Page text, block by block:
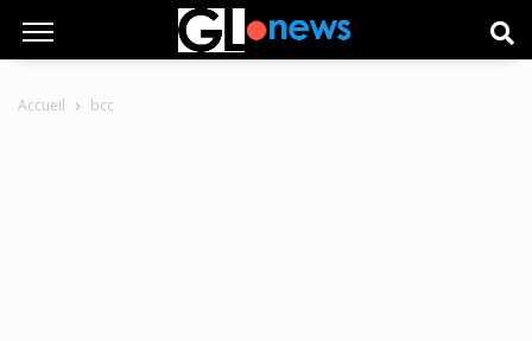
Accueil bcc